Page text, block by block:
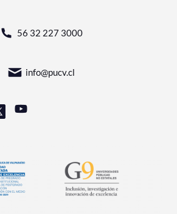
56 32 227 3000
info@pucv.cl